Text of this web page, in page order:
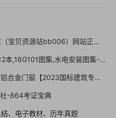
资源站bb006）网站正式上线！！
图集,水电安装图集-254本【01-0014】
门窗【2023国标建筑专业图集大全】
-864考证宝典
、电子教材、历年真题